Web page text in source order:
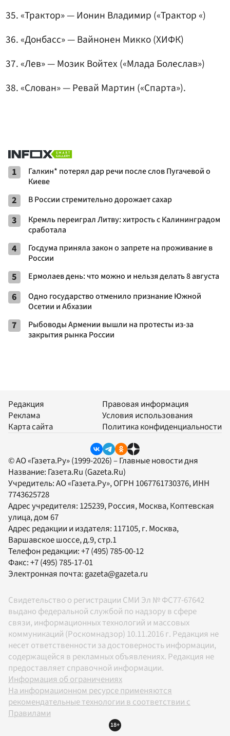
«Трактор» —Ионин Владимир («Трактор «)
«Донбасс» —Вайнонен Микко(ХИФК)
«Лев» —Мозик Войтех («Млада Болеслав»)
«Слован»—Ревай Мартин («Спарта»).
1
Галкин* потерял дар речи после слов Пугачевой о
Киеве
2 В России стремительно дорожает сахар
3
Кремль переиграл Литву: хитрость с Калининградом
сработала
4
Госдума приняла закон о запрете на проживание в
России
5 Ермолаев день: что можно и нельзя делать 8 августа
6
Одно государство отменило признание Южной
Осетии и Абхазии
7
Рыбоводы Армении вышли на протесты из-за
закрытия рынка России
Редакция
Реклама
Карта сайта
Правовая информация
Условия использования
Политика конфиденциальности
© АО «Газета.Ру» (1999-2026) – Главные новости дня
Название: Газета.Ru (Gazeta.Ru)
Учредитель:АО «Газета.Ру», ОГРН 1067761730376, ИНН
7743625728
Адрес учредителя: 125239, Россия, Москва, Коптевская
улица, дом 67
Адрес редакции и издателя: 117105, г. Москва,
Варшавское шоссе, д.9, стр.1
Телефон редакции:+7 (495) 785-00-12
Факс:+7 (495) 785-17-01
Электронная почта:gazeta@gazeta.ru
Свидетельство о регистрации СМИ Эл № ФС77-67642
выдано федеральной службой по надзору в сфере
связи, информационных технологий и массовых
коммуникаций (Роскомнадзор) 10.11.2016 г. Редакция не
несет ответственности за достоверность информации,
содержащейся в рекламных объявлениях. Редакция не
предоставляет справочной информации.
Информация об ограничениях
На информационном ресурсе применяются
рекомендательные технологии в соответствии с
Правилами
18+